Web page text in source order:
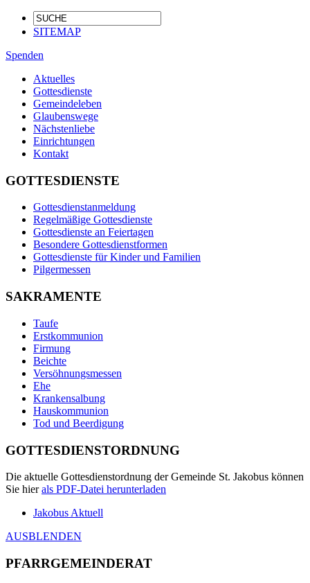
SITEMAP
Spenden
Aktuelles
Gottesdienste
Gemeindeleben
Glaubenswege
Nächstenliebe
Einrichtungen
Kontakt
GOTTESDIENSTE
Gottesdienstanmeldung
Regelmäßige Gottesdienste
Gottesdienste an Feiertagen
Besondere Gottesdienstformen
Gottesdienste für Kinder und Familien
Pilgermessen
SAKRAMENTE
Taufe
Erstkommunion
Firmung
Beichte
Versöhnungsmessen
Ehe
Krankensalbung
Hauskommunion
Tod und Beerdigung
GOTTESDIENSTORDNUNG
Die aktuelle Gottesdienstordnung der Gemeinde St. Jakobus können
Sie hierals PDF-Datei herunterladen
Jakobus Aktuell
AUSBLENDEN
PFARRGEMEINDERAT